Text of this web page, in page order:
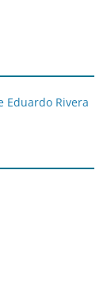
Eduardo Rivera